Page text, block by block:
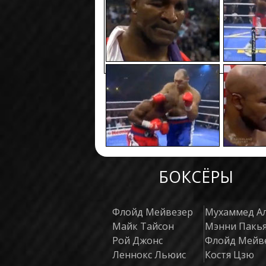
БОКСЁРЫ
Флойд Мейвезер
Майк Тайсон
Рой Джонс
Леннокс Льюис
Мухаммед
Мэнни
Флойд
Костя Цзю